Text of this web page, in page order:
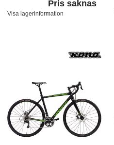
Pris saknas
Visa lagerinformation